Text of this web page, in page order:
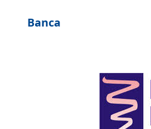
Banca